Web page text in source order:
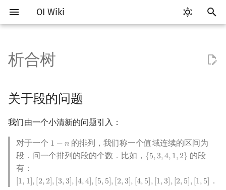
OI Wiki
入
以
始
搜
Getting Started
关于本项目
如何参与
OI Wiki 不是什么
格式手册
比赛相关简介
赛事
题型
学习路线
学习资源
常见技巧
工具软件简介
代码编辑工具
Atom
评测工具
CCR Plus
命令行
命令行编译与调试
Validator
语言基础简介
C++ 基础
运算
C++ 标准库
bitset
C++ 进阶 重载运算符
C++ 与其他常用语言的区别
算法基础简介
复杂度
枚举
模拟
递归 & 分治
插入排序
搜索部分简介
DFS（搜索）
BFS（搜索）
双向搜索
启发式搜索
动态规划部分简介
动态规划基础
记忆化搜索
背包 DP
区间 DP
四边形不等式优化
字符串部分简介
字符串基础
标准库
字符串匹配
字符串哈希
数学部分简介
布尔代数
数字系统
格雷码
位操作
二进制集合操作
最大公约数
快速数论变换
斐波那契数列
矩阵
域论
随机变量的数字特征
非公平组合游戏
牛顿迭代法
并查集
并查集复杂度
堆简介
二叉堆
配对堆
左偏树
分块思想
块状数组
块状链表
树分块
Sqrt Tree
线段树基础
线段树合并 & 分裂
李超线段树
猫树
区间最值操作 & 区间历史最
二叉搜索树 & 平衡树
Treap
Splay 树
WBLT
替罪羊树
可持久化数据结构简介
可持久化线段树
可持久化块状数组
可持久化平衡树
可持久化字典树
线段树套线段树
平衡树套线段树
线段树套平衡树
树状数组套权值线段树
分块套树状数组
Link Cut Tree
全局平衡二叉树
Euler Tour Tree
Top Tree
关于段的问题
连续段
排列与连续段
连续段的运算
连续段的性质
图论部分简介
图论相关概念
图的存储
DFS（图论）
BFS（图论）
树的重心
同余最短路
圆方树
费用流
一般图最大匹配
计算几何部分简介
二维计算几何基础
三维计算几何基础
距离
Pick 定理
杂项简介
离散化
双指针
离线算法 莫队算法
分数规划
模拟退火
RMQ
并查集应用
括号序列
线段树与离线询问
析合树
关于段的问题
我们由一个小清新的问题引入：
对于一个 1 − 𝑛
1 −n
的排列，我们称一个值域连续的区间为
段．问一个排列的段的个数．比如， {5,3,4, 1, 2}
{5,3,4 ,1, 2}
的段
有：
[1, 1], [2, 2], [3,3], [4,4], [5, 5], [2,3], [4, 5], [1,3], [2, 5], [1, 5]
[1,1 ],[ 2,2 ,[3 ,3] [4, 4], [5,5 ],[ 2,3 ,[4 ,5] [1, 3] ,[ 2,5], [1 ,5] ．